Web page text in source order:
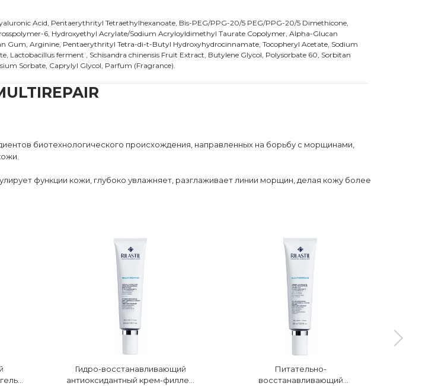
Acid, Pentaerythrityl Tetraethylhexanoate, Bis-PEG/PPG-20/5 PEG/PPG-20/5 Dimethicone,
6, Hydroxyethyl Acrylate/Sodium Acryloyldimethyl Taurate Copolymer, Alpha-Glucan
Gum, Arginine, Pentaerythrityl Tetra-di-t-Butyl Hydroxyhydrocinnamate, Tocopheryl Acetate, Sodium
ferment , Schisandra chinensis Fruit Extract, Butylene Glycol, Polysorbate 60, Sorbitan
Sorbate, Caprylyl Glycol, Parfum (Fragrance).
биотехнологического происхождения, направленных на борьбу с морщинами,
функции кожи, глубоко увлажняет, разглаживает линии морщин, делая кожу более
Гидро-восстанавливающий
антиоксидантный крем-филлер
Питательно-
восстанавливающий